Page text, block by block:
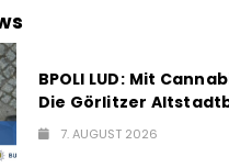
BPOLI LUD: Mit
Die Görlitzer
7. AUGUST 2026